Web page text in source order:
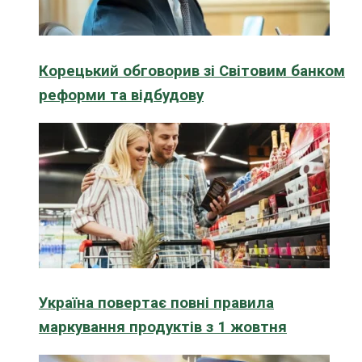
Корецький обговорив зі Світовим банком
реформи та відбудову
Україна повертає повні правила
маркування продуктів з 1 жовтня